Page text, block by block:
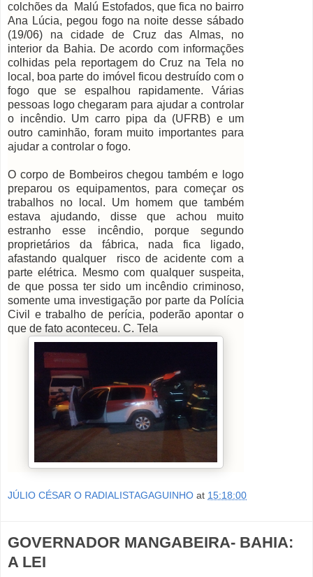
colchões da Malú Estofados, que fica no bairro
Ana Lúcia, pegou fogo na noite desse sábado
(19/06) na cidade de Cruz das Almas, no
interior da Bahia. De acordo com informações
colhidas pela reportagem do Cruz na Tela no
local, boa parte do imóvel ficou destruído com o
fogo que se espalhou rapidamente. Várias
pessoas logo chegaram para ajudar a controlar
o incêndio. Um carro pipa da (UFRB) e um
outro caminhão, foram muito importantes para
ajudar a controlar o fogo.
O corpo de Bombeiros chegou também e logo
preparou os equipamentos, para começar os
trabalhos no local. Um homem que também
estava ajudando, disse que achou muito
estranho esse incêndio, porque segundo
proprietários da fábrica, nada fica ligado,
afastando qualquer risco de acidente com a
parte elétrica. Mesmo com qualquer suspeita,
de que possa ter sido um incêndio criminoso,
somente uma investigação por parte da Polícia
Civil e trabalho de perícia, poderão apontar o
que de fato aconteceu. C. Tela
JÚLIO CÉSAR O RADIALISTAGAGUINHO at 15:18:00
GOVERNADOR MANGABEIRA- BAHIA:
A LEI